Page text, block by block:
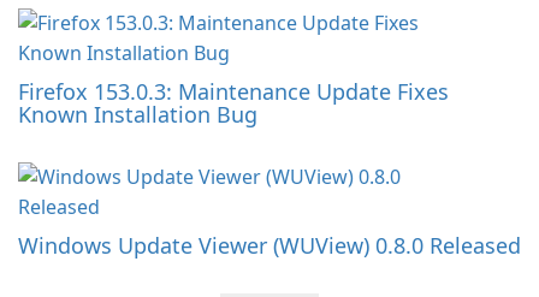
Firefox 153.0.3: Maintenance Update Fixes
Known Installation Bug
Windows Update Viewer (WUView) 0.8.0 Released